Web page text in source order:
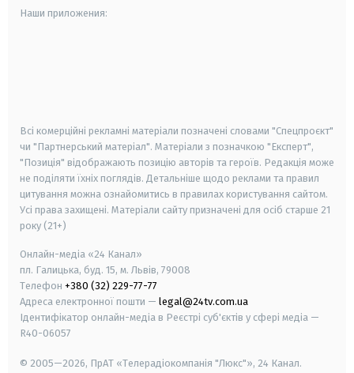
Наши приложения:
Всі комерційні рекламні матеріали позначені словами "Спецпроєкт"
чи "Партнерський матеріал". Матеріали з позначкою "Експерт",
"Позиція" відображають позицію авторів та героїв. Редакція може
не поділяти їхніх поглядів. Детальніше щодо реклами та правил
цитування можна ознайомитись в правилах користування сайтом.
Усі права захищені. Матеріали сайту призначені для осіб старше 21
року (21+)
Онлайн-медіа «24 Канал»
пл. Галицька, буд. 15, м. Львів, 79008
Телефон +380 (32) 229-77-77
Адреса електронної пошти — legal@24tv.com.ua
Ідентифікатор онлайн-медіа в Реєстрі суб'єктів у сфері медіа —
R40-06057
© 2005—2026, ПрАТ «Телерадіокомпанія "Люкс"», 24 Канал.